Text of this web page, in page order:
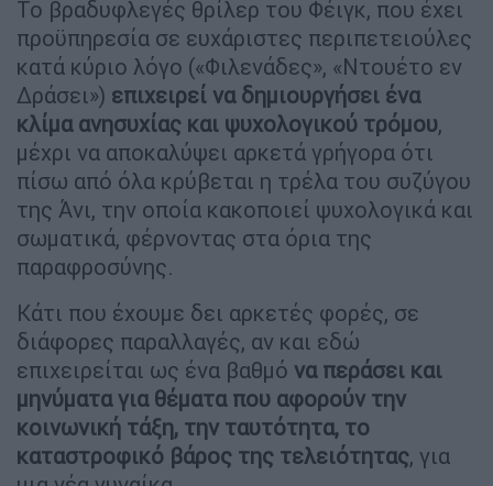
Το βραδυφλεγές θρίλερ του Φέιγκ, που έχει
προϋπηρεσία σε ευχάριστες περιπετειούλες
κατά κύριο λόγο («Φιλενάδες», «Ντουέτο εν
Δράσει») επιχειρεί να δημιουργήσει ένα
κλίμα ανησυχίας και ψυχολογικού τρόμου,
μέχρι να αποκαλύψει αρκετά γρήγορα ότι
πίσω από όλα κρύβεται η τρέλα του συζύγου
της Άνι, την οποία κακοποιεί ψυχολογικά και
σωματικά, φέρνοντας στα όρια της
παραφροσύνης.
Κάτι που έχουμε δει αρκετές φορές, σε
διάφορες παραλλαγές, αν και εδώ
επιχειρείται ως ένα βαθμό να περάσει και
μηνύματα για θέματα που αφορούν την
κοινωνική τάξη, την ταυτότητα, το
καταστροφικό βάρος της τελειότητας, για